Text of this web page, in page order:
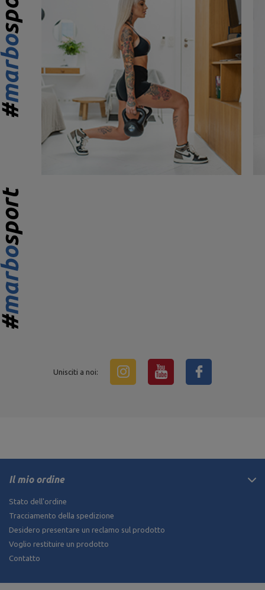
Unisciti a noi:
Il mio ordine
Stato dell'ordine
Tracciamento della spedizione
Desidero presentare un reclamo sul prodotto
Voglio restituire un prodotto
Contatto